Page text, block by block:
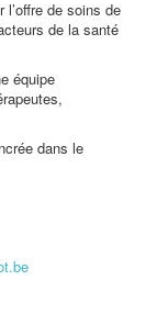
de soins de
de la santé
équipe
dans le